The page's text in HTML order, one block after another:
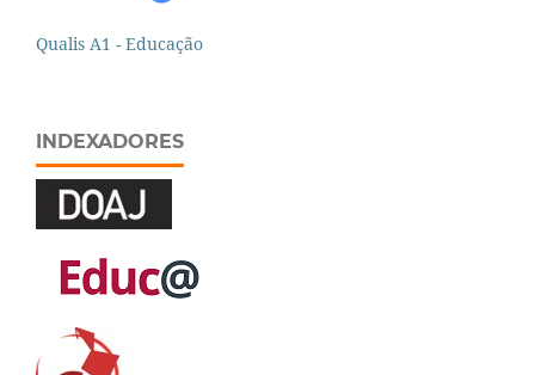
Qualis A1 - Educação
INDEXADORES